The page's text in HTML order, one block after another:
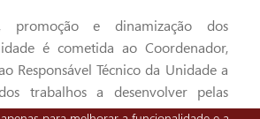
promoção e dinamização dos
é cometida ao Coordenador,
Responsável Técnico da Unidade a
trabalhos a desenvolver pelas
das atividades necessárias à